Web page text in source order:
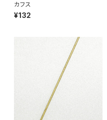
カフス
¥132